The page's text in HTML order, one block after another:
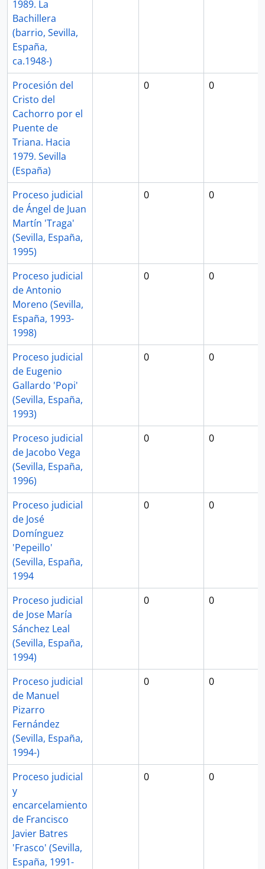
1989. La
Bachillera
(barrio, Sevilla,
España,
ca.1948-)
Procesión del
Cristo del
Cachorro por el
Puente de
Triana. Hacia
1979. Sevilla
(España)
0 0
Proceso judicial
de Ángel de Juan
Martín 'Traga'
(Sevilla, España,
1995)
0 0
Proceso judicial
de Antonio
Moreno (Sevilla,
España, 1993-
1998)
0 0
Proceso judicial
de Eugenio
Gallardo 'Popi'
(Sevilla, España,
1993)
0 0
Proceso judicial
de Jacobo Vega
(Sevilla, España,
1996)
0 0
Proceso judicial
de José
Domínguez
'Pepeillo'
(Sevilla, España,
1994
0 0
Proceso judicial
de Jose María
Sánchez Leal
(Sevilla, España,
1994)
0 0
Proceso judicial
de Manuel
Pizarro
Fernández
(Sevilla, España,
1994-)
0 0
Proceso judicial
y
encarcelamiento
de Francisco
Javier Batres
'Frasco' (Sevilla,
España, 1991-
0 0